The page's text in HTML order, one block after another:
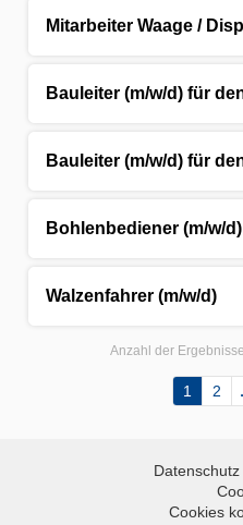
Mitarbeiter Waage /
Bohlenbediener (m/w/d)
Walzenfahrer (m/w/d)
Anzahl der
1 2
Cookies